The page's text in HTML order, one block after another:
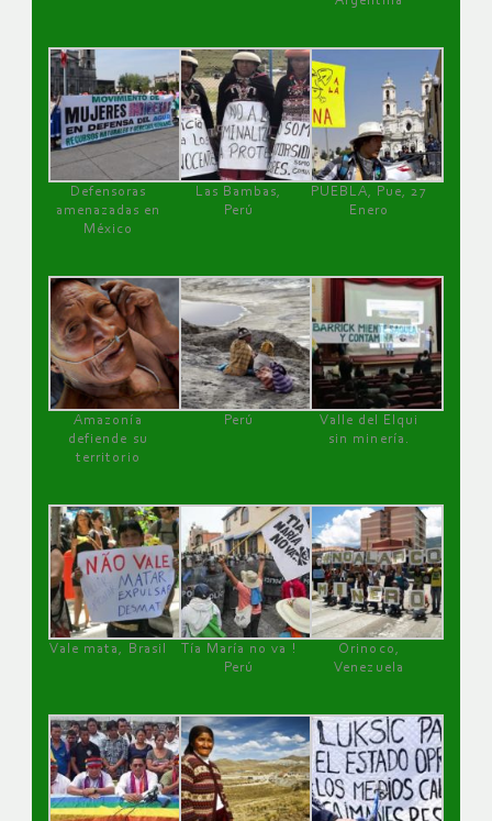
Defensoras
amenazadas en
México
Las Bambas,
Perú
PUEBLA, Pue, 27
Enero
Amazonía
defiende su
territorio
Perú
Valle del Elqui
sin minería.
Vale mata, Brasil
Tía María no va !
Perú
Orinoco,
Venezuela